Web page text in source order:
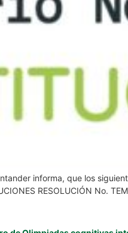
informa, que los
RESOLUCIÓN No.